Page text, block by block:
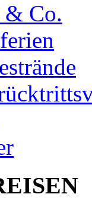
& Co.